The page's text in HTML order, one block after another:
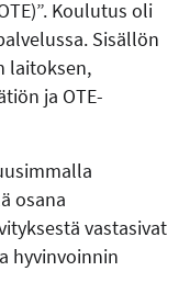
Koulutus oli
Sisällön
laitoksen,
ja OTE-
osana
vastasivat
hyvinvoinnin